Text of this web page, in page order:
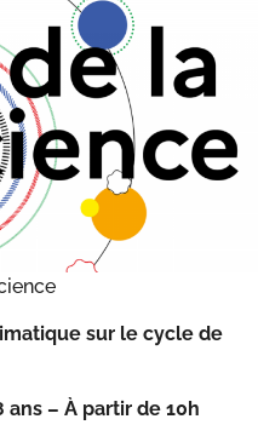
sur le cycle de
ans – À partir de 10h